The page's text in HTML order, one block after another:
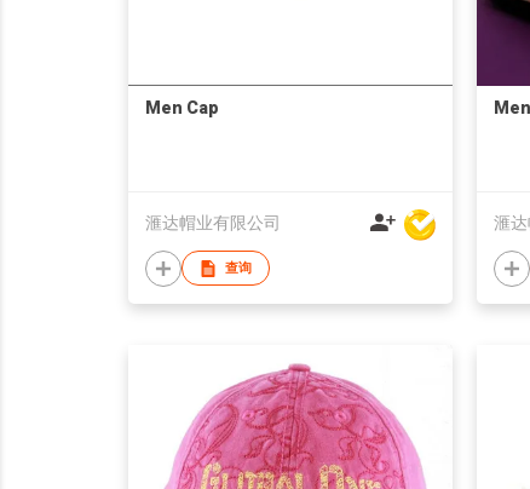
Men Cap
滙达帽业有限公司
查询
滙